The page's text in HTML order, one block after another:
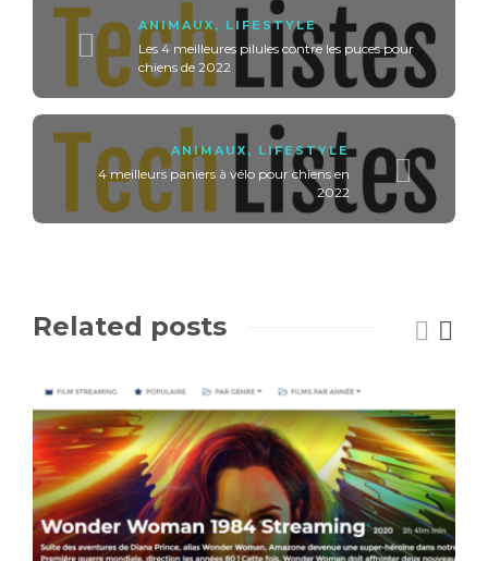
ANIMAUX, LIFESTYLE
Les 4 meilleures pilules contre les puces pour
chiens de 2022
ANIMAUX , LIFESTYLE
4 meilleurs paniers à vélo pour chiens en
2022
Related posts